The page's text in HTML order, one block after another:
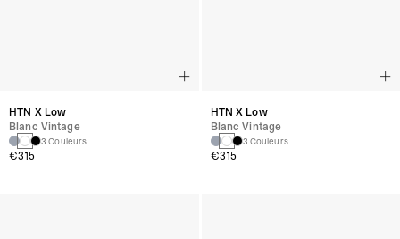
HTN X Low
Blanc Vintage
3 Couleurs
€315
HTN X Low
Blanc Vintage
3 Couleurs
€315